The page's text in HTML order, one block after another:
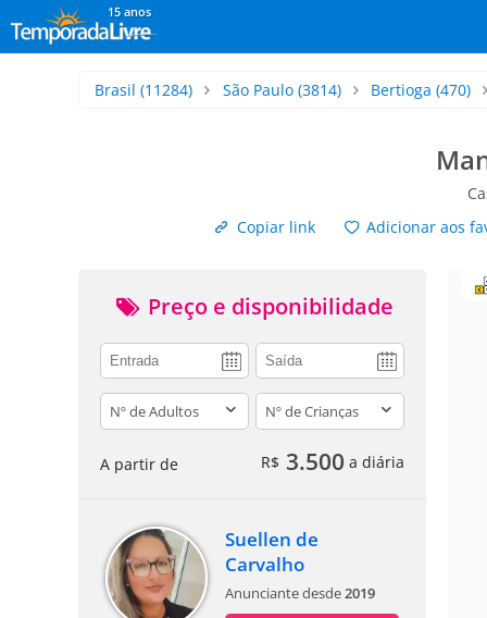
15 anos
Brasil (11284) São Paulo(3814) Bertioga (470)
Copiar link
Adicionar aos
Preço e disponibilidade
adults children
A partir de R$ 3.500 a diária
Suellen de
Carvalho
Anunciante desde2019